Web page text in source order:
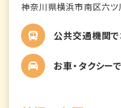
神奈川県横浜市南区六
公共交通機関
お車・タクシー